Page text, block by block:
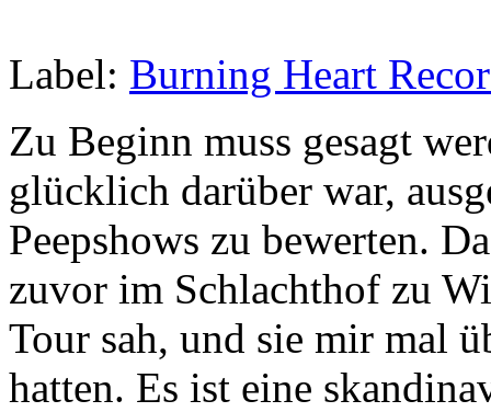
Label: Burning Heart
Zu Beginn muss gesagt
glücklich darüber war,
Peepshows zu bewerten.
zuvor im Schlachthof zu
Tour sah, und sie mir mal
hatten. Es ist eine